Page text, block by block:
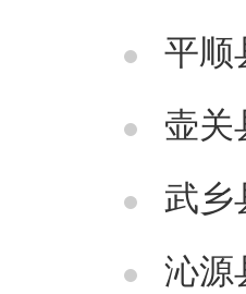
平顺
壶关
武乡
沁源